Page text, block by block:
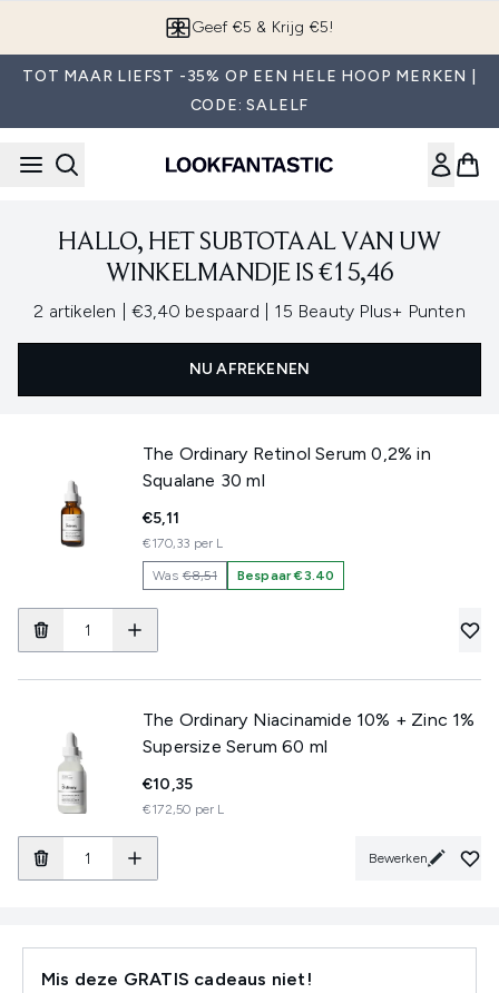
Geef €5 & Krijg €5!
TOT MAAR LIEFST -35% OP EEN HELE HOOP MERKEN |
CODE: SALELF
HALLO, HET SUBTOTAAL VAN UW
WINKELMANDJE IS €15,46
2 artikelen €3,40 bespaard , 15 Beauty Plus+ Punten
NU AFREKENEN
The Ordinary Retinol Serum 0,2% in
Squalane 30 ml
€5,11
€170,33 per L
Was€8,51 Bespaar €3.40
The Ordinary Niacinamide 10% + Zinc 1%
Supersize Serum 60 ml
€10,35
€172,50 per L
Bewerken
Mis deze GRATIS cadeaus niet!